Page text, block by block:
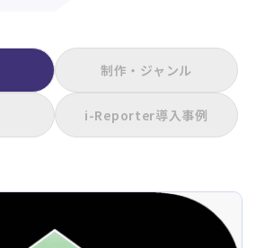
制作・ジャンル
i-Reporter導入事例